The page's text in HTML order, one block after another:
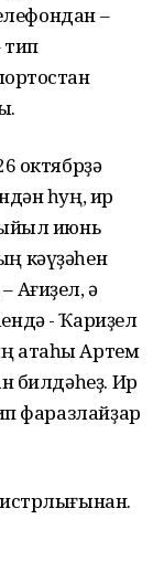
–
тип
октябрҙә
һуң, ир
июнь
кәүҙәһен
Ағиҙел, ә
- Ҡариҙел
атаһы Артем
билдәһеҙ. Ир
фаразлайҙар